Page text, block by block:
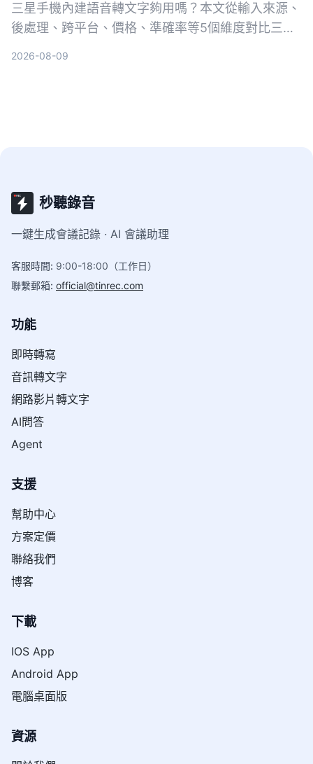
三星手機內建語音轉文字夠用嗎？本文從輸入來源、
後處理、跨平台、價格、準確率等5個維度對比三星
2026-08-09
秒聽錄音
一鍵生成會議記錄 · AI 會議助理
客服時間: 9:00-18:00（工作日）
聯繫郵箱: official@tinrec.com
功能
即時轉寫
音訊轉文字
網路影片轉文字
AI問答
Agent
支援
幫助中心
方案定價
聯絡我們
博客
下載
IOS App
Android App
電腦桌面版
資源